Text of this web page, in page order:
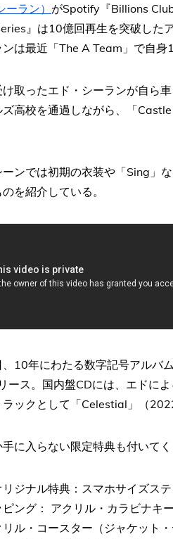
ラン） がSpotify『Billions
』は10億回再生を突破し
は最近「The A Team」で自身
取ったエド・シーランが自ら
高校を通過しながら、「
ンでは初期の衣装や「Sing」
を紹介している。
10年にわたる数字記号アルバ
ース。国内盤CDには、エドに
ックとして「Celestial」（
に入らない限定特典も付いてく
ジナル特典：スマホサイズス
ング： アクリル・カラビナキ
ル・コースター（ジャケット・